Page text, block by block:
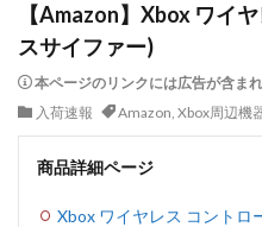
【Amazon】Xbox ワイ
スサイファー)
本ページのリンクには広告が含まれ
入荷速報
Amazon, Xbox周辺機
商品詳細ページ
Xbox ワイヤレス コントロ